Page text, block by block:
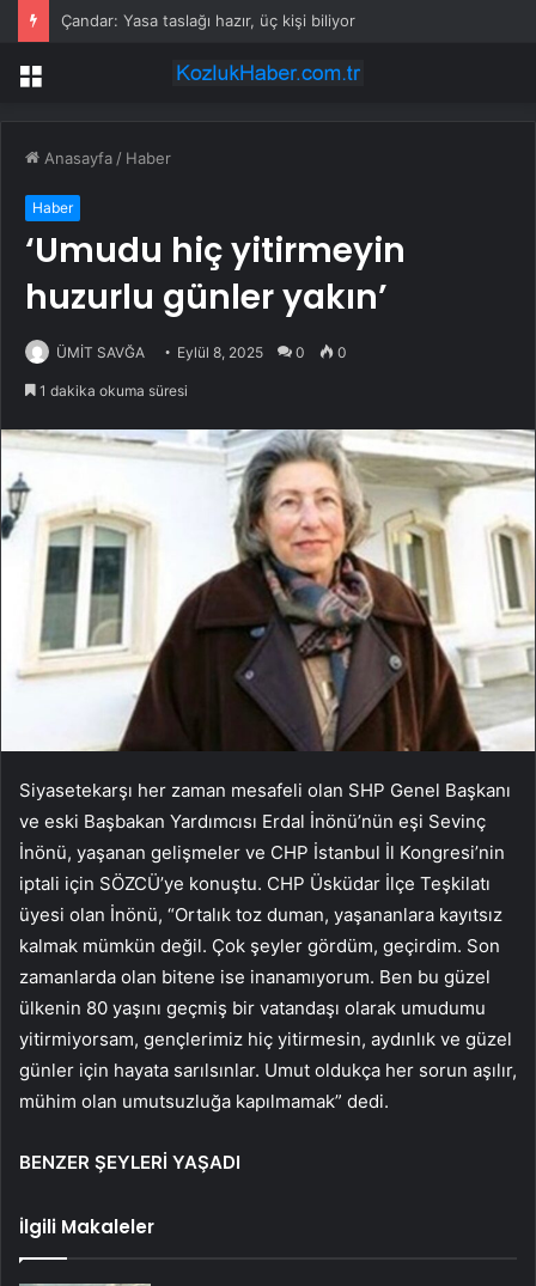
Çandar: Yasa taslağı hazır, üç kişi biliyor
Menü
Anasayfa / Haber
Haber
‘Umudu hiç yitirmeyin
huzurlu günler yakın’
ÜMİT SAVĞA Eylül 8, 2025 0 0
1 dakika okuma süresi
Siyasetekarşı her zaman mesafeli olan SHP Genel Başkanı
ve eski Başbakan Yardımcısı Erdal İnönü’nün eşi Sevinç
İnönü, yaşanan gelişmeler ve CHP İstanbul İl Kongresi’nin
iptali için SÖZCÜ’ye konuştu. CHP Üsküdar İlçe Teşkilatı
üyesi olan İnönü, “Ortalık toz duman, yaşananlara kayıtsız
kalmak mümkün değil. Çok şeyler gördüm, geçirdim. Son
zamanlarda olan bitene ise inanamıyorum. Ben bu güzel
ülkenin 80 yaşını geçmiş bir vatandaşı olarak umudumu
yitirmiyorsam, gençlerimiz hiç yitirmesin, aydınlık ve güzel
günler için hayata sarılsınlar. Umut oldukça her sorun aşılır,
mühim olan umutsuzluğa kapılmamak” dedi.
BENZER ŞEYLERİ YAŞADI
İlgili Makaleler